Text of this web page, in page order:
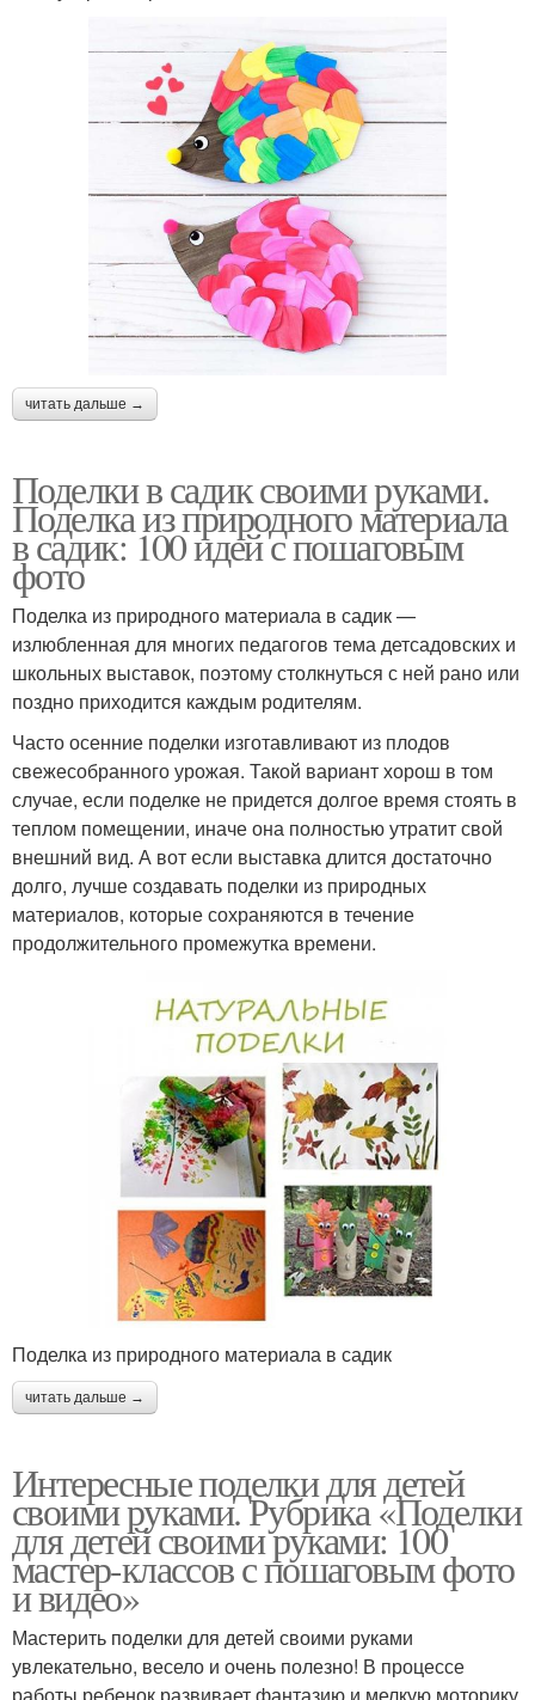
читать дальше →
Поделки в садик своими руками.
Поделка из природного материала
в садик: 100 идей с пошаговым
фото
Поделка из природного материала в садик —
излюбленная для многих педагогов тема детсадовских и
школьных выставок, поэтому столкнуться с ней рано или
поздно приходится каждым родителям.
Часто осенние поделки изготавливают из плодов
свежесобранного урожая. Такой вариант хорош в том
случае, если поделке не придется долгое время стоять в
теплом помещении, иначе она полностью утратит свой
внешний вид. А вот если выставка длится достаточно
долго, лучше создавать поделки из природных
материалов, которые сохраняются в течение
продолжительного промежутка времени.
Поделка из природного материала в садик
читать дальше →
Интересные поделки для детей
своими руками. Рубрика «Поделки
для детей своими руками: 100
мастер-классов с пошаговым фото
и видео»
Мастерить поделки для детей своими руками
увлекательно, весело и очень полезно! В процессе